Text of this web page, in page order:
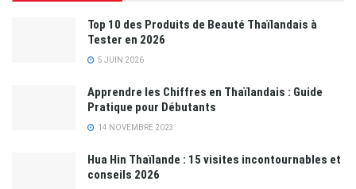
Top 10 des Produits de Beauté Thaïlandais à
Tester en 2026
5 JUIN 2026
Apprendre les Chiffres en Thaïlandais : Guide
Pratique pour Débutants
14 NOVEMBRE 2023
Hua Hin Thaïlande : 15 visites incontournables et
conseils 2026